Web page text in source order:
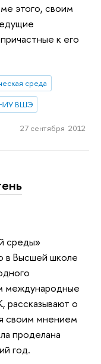
этого, своим
к его
среда
ВШЭ
27 сентября 2012
среды»
в Высшей школе
международные
рассказывают о
своим мнением
проделана
год.